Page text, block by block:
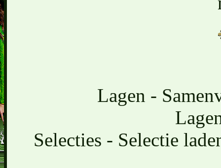
Lagen -
Selecties - Selectie